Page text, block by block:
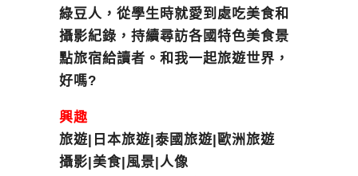
綠豆人，從學生時就愛到處吃美食和
攝影紀錄，持續尋訪各國特色美食景
點旅宿給讀者。和我一起旅遊世界，
好嗎?
興趣
旅遊|日本旅遊|泰國旅遊|歐洲旅遊
攝影|美食|風景|人像